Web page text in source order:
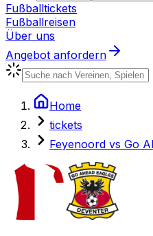
Fußballtickets
Fußballreisen
Über uns
Angebot anfordern
Home
tickets
Feyenoord vs Go